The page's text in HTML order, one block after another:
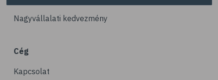
# tornagyakorlatok
# edzés
# fizikai aktivitás
Nagyvállalati kedvezmény
Cég
Kapcsolat